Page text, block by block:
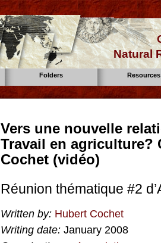
Natural
Folders Resources
Vers une nouvelle
Travail en agriculture?
Cochet (vidéo)
Réunion thématique #2
Written by: Hubert Cochet
Writing date: January 2008